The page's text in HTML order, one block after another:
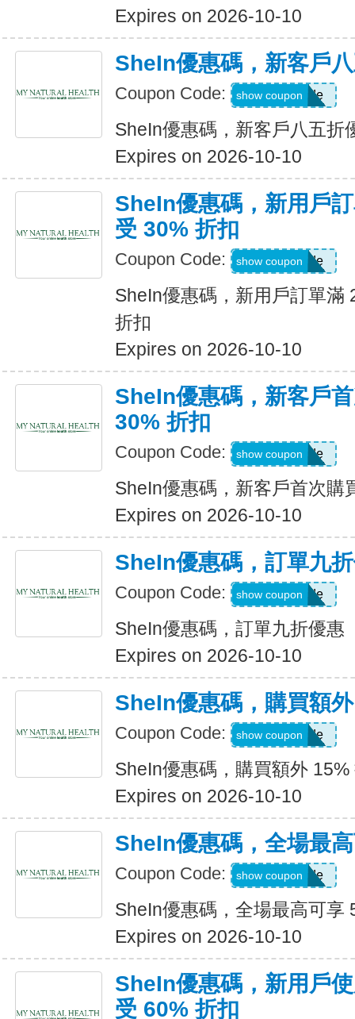
Expires on 2026-10-10
SheIn優惠碼，新客戶
Coupon Code: Show Code
show coupon
SheIn優惠碼，新客戶八五折
Expires on 2026-10-10
SheIn優惠碼，新用戶
受 30% 折扣
Coupon Code: Show Code
show coupon
SheIn優惠碼，新用戶訂單滿
折扣
Expires on 2026-10-10
SheIn優惠碼，新客戶
30% 折扣
Coupon Code: Show Code
show coupon
SheIn優惠碼，新客戶首次購
Expires on 2026-10-10
SheIn優惠碼，訂單九
Coupon Code: Show Code
show coupon
SheIn優惠碼，訂單九折優惠
Expires on 2026-10-10
SheIn優惠碼，購買額
Coupon Code: Show Code
show coupon
SheIn優惠碼，購買額外 15%
Expires on 2026-10-10
SheIn優惠碼，全場最
Coupon Code: Show Code
show coupon
SheIn優惠碼，全場最高可享
Expires on 2026-10-10
SheIn優惠碼，新用戶
受 60% 折扣